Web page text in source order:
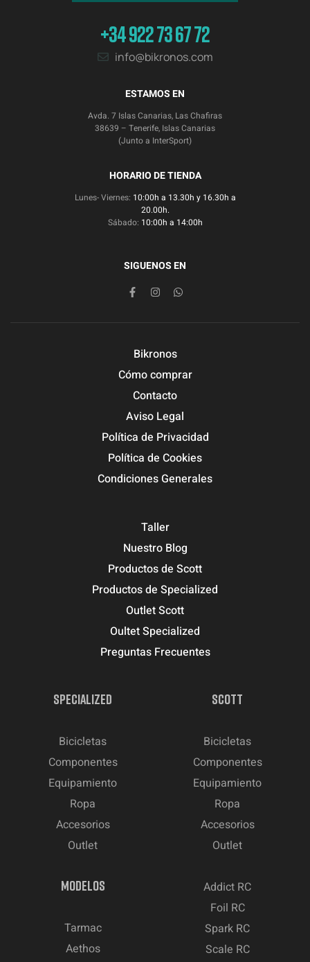
+34 922 73 67 72
info@bikronos.com
ESTAMOS EN
Avda. 7 Islas Canarias, Las Chafiras
38639 – Tenerife, Islas Canarias
(Junto a InterSport)
HORARIO DE TIENDA
Lunes- Viernes: 10:00h a 13.30h y 16.30h a
20.00h.
Sábado: 10:00h a 14:00h
SIGUENOS EN
Bikronos
Cómo comprar
Contacto
Aviso Legal
Política de Privacidad
Política de Cookies
Condiciones Generales
Taller
Nuestro Blog
Productos de Scott
Productos de Specialized
Outlet Scott
Oultet Specialized
Preguntas Frecuentes
SPECIALIZED
Bicicletas
Componentes
Equipamiento
Ropa
Accesorios
Outlet
SCOTT
Bicicletas
Componentes
Equipamiento
Ropa
Accesorios
Outlet
MODELOS
Tarmac
Aethos
Addict RC
Foil RC
Spark RC
Scale RC